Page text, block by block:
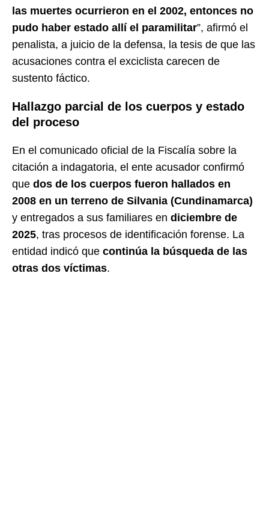
las muertes ocurrieron en el 2002, entonces no
pudo haber estado allí el paramilitar”, afirmó el
penalista, a juicio de la defensa, la tesis de que las
acusaciones contra el exciclista carecen de
sustento fáctico.
Hallazgo parcial de los cuerpos y estado
del proceso
En el comunicado oficial de la Fiscalía sobre la
citación a indagatoria, el ente acusador confirmó
que dos de los cuerpos fueron hallados en
2008 en un terreno de Silvania (Cundinamarca)
y entregados a sus familiares en diciembre de
2025, tras procesos de identificación forense. La
entidad indicó que continúa la búsqueda de las
otras dos víctimas.